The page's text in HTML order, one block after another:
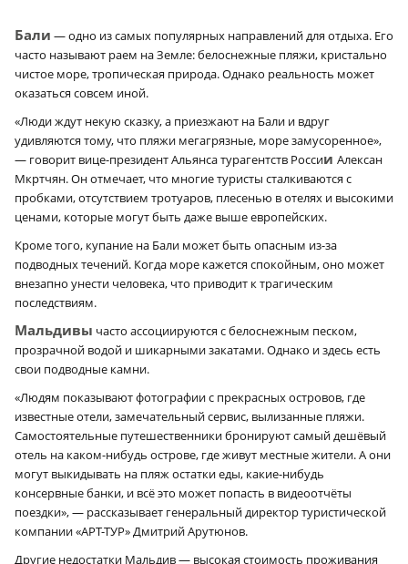
Бали — одно из самых популярных направлений для отдыха. Его
часто называют раем на Земле: белоснежные пляжи, кристально
чистое море, тропическая природа. Однако реальность может
оказаться совсем иной.
«Люди ждут некую сказку, а приезжают на Бали и вдруг
удивляются тому, что пляжи мегагрязные, море замусоренное»,
— говорит вице-президент Альянса турагентств России Алексан
Мкртчян. Он отмечает, что многие туристы сталкиваются с
пробками, отсутствием тротуаров, плесенью в отелях и высокими
ценами, которые могут быть даже выше европейских.
Кроме того, купание на Бали может быть опасным из-за
подводных течений. Когда море кажется спокойным, оно может
внезапно унести человека, что приводит к трагическим
последствиям.
Мальдивы часто ассоциируются с белоснежным песком,
прозрачной водой и шикарными закатами. Однако и здесь есть
свои подводные камни.
«Людям показывают фотографии с прекрасных островов, где
известные отели, замечательный сервис, вылизанные пляжи.
Самостоятельные путешественники бронируют самый дешёвый
отель на каком-нибудь острове, где живут местные жители. А они
могут выкидывать на пляж остатки еды, какие-нибудь
консервные банки, и всё это может попасть в видеоотчёты
поездки», — рассказывает генеральный директор туристической
компании «АРТ-ТУР» Дмитрий Арутюнов.
Другие недостатки Мальдив — высокая стоимость проживания